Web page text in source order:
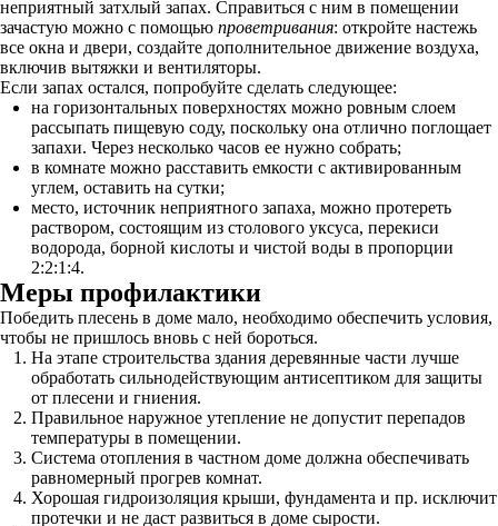
неприятный затхлый запах. Справиться с ним в помещении
зачастую можно с помощью проветривания: откройте настежь
все окна и двери, создайте дополнительное движение воздуха,
включив вытяжки и вентиляторы.
Если запах остался, попробуйте сделать следующее:
на горизонтальных поверхностях можно ровным слоем
рассыпать пищевую соду, поскольку она отлично поглощает
запахи. Через несколько часов ее нужно собрать;
в комнате можно расставить емкости с активированным
углем, оставить на сутки;
место, источник неприятного запаха, можно протереть
раствором, состоящим из столового уксуса, перекиси
водорода, борной кислоты и чистой воды в пропорции
2:2:1:4.
Меры профилактики
Победить плесень в доме мало, необходимо обеспечить условия,
чтобы не пришлось вновь с ней бороться.
На этапе строительства здания деревянные части лучше
обработать сильнодействующим антисептиком для защиты
от плесени и гниения.
Правильное наружное утепление не допустит перепадов
температуры в помещении.
Система отопления в частном доме должна обеспечивать
равномерный прогрев комнат.
Хорошая гидроизоляция крыши, фундамента и пр. исключит
протечки и не даст развиться в доме сырости.